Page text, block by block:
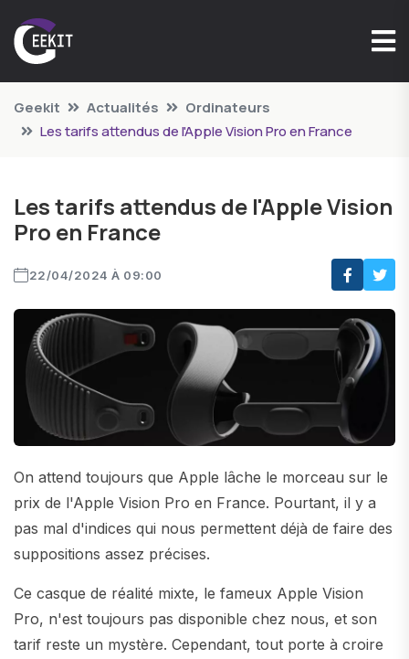
Geekit Actualités
Ordinateurs
Les tarifs attendus de l'Apple Vision Pro en France
Les tarifs attendus de l'Apple Vision
Pro en France
22/04/2024 À 09:00
On attend toujours que Apple lâche le morceau sur le
prix de l'Apple Vision Pro en France. Pourtant, il y a
pas mal d'indices qui nous permettent déjà de faire des
suppositions assez précises.
Ce casque de réalité mixte, le fameux Apple Vision
Pro, n'est toujours pas disponible chez nous, et son
tarif reste un mystère. Cependant, tout porte à croire